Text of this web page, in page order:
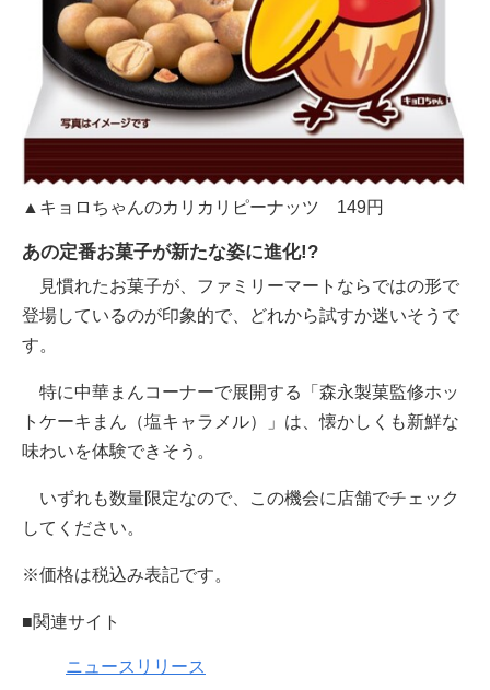
▲キョロちゃんのカリカリピーナッツ 149円
あの定番お菓子が新たな姿に進化!?
見慣れたお菓子が、ファミリーマートならではの形で
登場しているのが印象的で、どれから試すか迷いそうで
す。
特に中華まんコーナーで展開する「森永製菓監修ホッ
トケーキまん（塩キャラメル）」は、懐かしくも新鮮な
味わいを体験できそう。
いずれも数量限定なので、この機会に店舗でチェック
してください。
※価格は税込み表記です。
■関連サイト
ニュースリリース